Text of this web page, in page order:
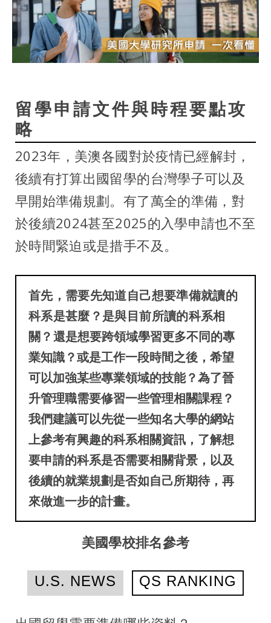
留學申請文件與時程要點攻
略
2023年，美澳各國對於疫情已經解封，
後續有打算出國留學的台灣學子可以及
早開始準備規劃。有了萬全的準備，對
於後續2024甚至2025的入學申請也不至
於時間緊迫或是措手不及。
首先，需要先知道自己想要準備就讀的
科系是甚麼？是與目前所讀的科系相
關？還是想要跨領域學習更多不同的專
業知識？或是工作一段時間之後，希望
可以加強某些專業領域的技能？為了晉
升管理職需要修習一些管理相關課程？
我們建議可以先從一些知名大學的網站
上參考有興趣的科系相關資訊，了解想
要申請的科系是否需要相關背景，以及
後續的就業規劃是否如自己所期待，再
來做進一步的計畫。
美國學校排名參考
U.S. NEWS QS RANKING